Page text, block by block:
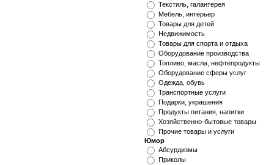
Текстиль, галантерея
Мебель, интерьер
Товары для детей
Недвижимость
Товары для спорта и отдыха
Оборудование производства
Топливо, масла, нефтепродукты
Оборудование сферы услуг
Одежда, обувь
Транспортные услуги
Подарки, украшения
Продукты питания, напитки
Хозяйственно-бытовые товары
Прочие товары и услуги
Юмор
Абсурдизмы
Приколы